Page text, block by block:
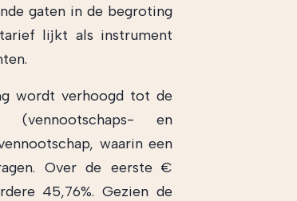
gaten in de begroting
lijkt als instrument
wordt verhoogd tot de
en
waarin een
Over de eerste €
45,76%. Gezien de